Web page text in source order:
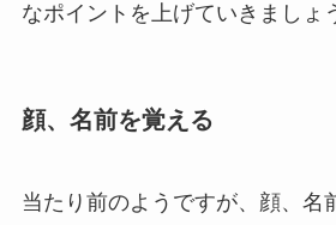
なポイントを上げていきましょ
顔、名前を覚える
当たり前のようですが、顔、名